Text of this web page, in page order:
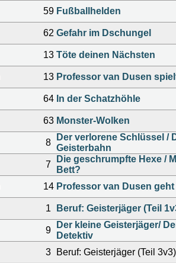
59 Fußballhelden
62 Gefahr im Dschungel
13 Töte deinen Nächsten
13 Professor van Dusen
64 In der Schatzhöhle
63 Monster-Wolken
8
Der verlorene Schlüssel /
Geisterbahn
7
Die geschrumpfte Hexe /
Bett?
14 Professor van Dusen
1 Beruf: Geisterjäger (Teil
9
Der kleine Geisterjäger/
Detektiv
3 Beruf: Geisterjäger (Teil 3v3)